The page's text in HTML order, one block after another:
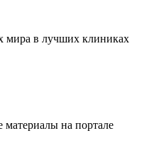
мира в лучших клиниках
на портале